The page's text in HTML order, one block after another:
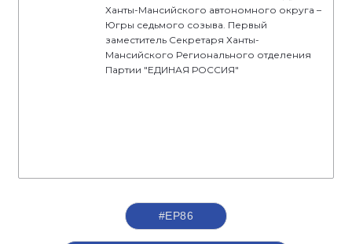
Ханты-Мансийского автономного округа –
Югры седьмого созыва. Первый
заместитель Секретаря Ханты-
Мансийского Регионального отделения
Партии "ЕДИНАЯ РОССИЯ"
#ЕР86